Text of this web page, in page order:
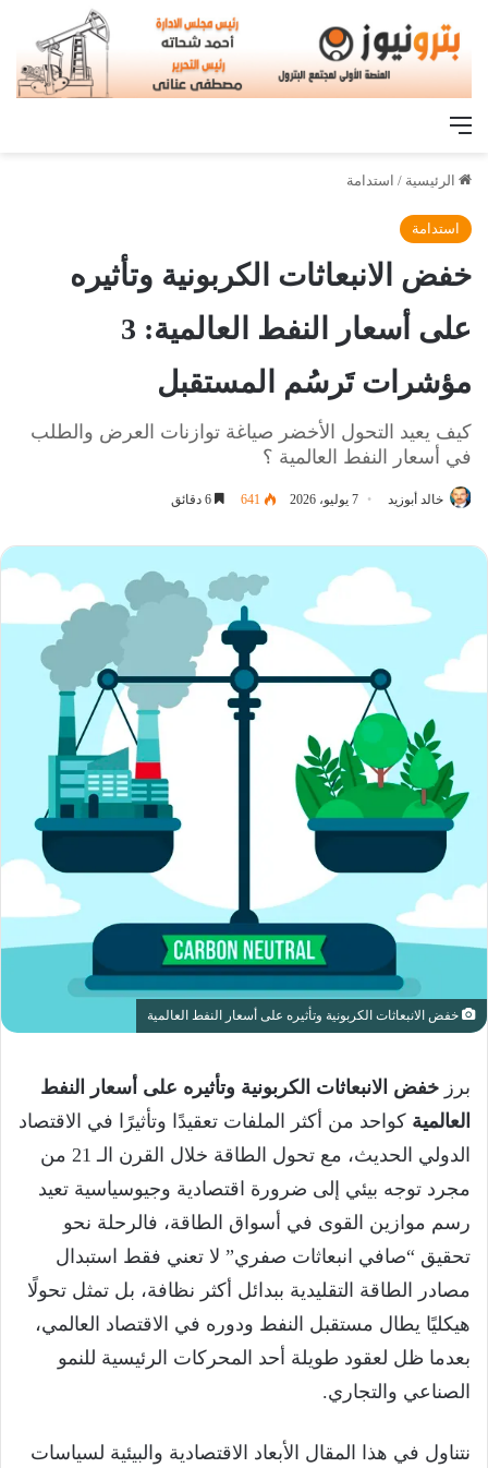
القائمة
الرئيسية / استدامة
استدامة
خفض الانبعاثات الكربونية وتأثيره
على أسعار النفط العالمية: 3
مؤشرات تَرسُم المستقبل
كيف يعيد التحول الأخضر صياغة توازنات العرض والطلب
في أسعار النفط العالمية ؟
خالد أبوزيد 7 يوليو، 2026 641
خفض الانبعاثات الكربونية وتأثيره على أسعار النفط العالمية
برز خفض الانبعاثات الكربونية وتأثيره على أسعار النفط
العالمية كواحد من أكثر الملفات تعقيدًا وتأثيرًا في الاقتصاد
الدولي الحديث، مع تحول الطاقة خلال القرن الـ 21 من
مجرد توجه بيئي إلى ضرورة اقتصادية وجيوسياسية تعيد
رسم موازين القوى في أسواق الطاقة، فالرحلة نحو
تحقيق “صافي انبعاثات صفري” لا تعني فقط استبدال
مصادر الطاقة التقليدية ببدائل أكثر نظافة، بل تمثل تحولًا
هيكليًا يطال مستقبل النفط ودوره في الاقتصاد العالمي،
بعدما ظل لعقود طويلة أحد المحركات الرئيسية للنمو
الصناعي والتجاري.
نتناول في هذا المقال الأبعاد الاقتصادية والبيئية لسياسات